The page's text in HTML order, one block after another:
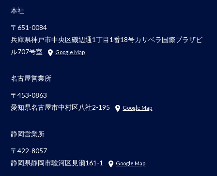
本社
〒651-0084
兵庫県神戸市中央区磯辺通1丁目1番18号カサベラ国際プラザビ
ル707号室
Google Map
名古屋営業所
〒453-0863
愛知県名古屋市中村区八社2-195
Google Map
静岡営業所
〒422-8057
静岡県静岡市駿河区見瀬161-1
Google Map